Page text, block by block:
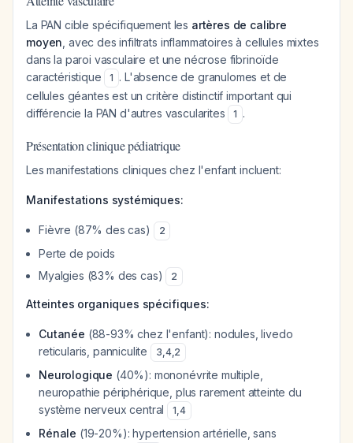
La PAN cible spécifiquement les artères de calibre
moyen , avec des infiltrats inflammatoires à cellules mixtes
dans la paroi vasculaire et une nécrose fibrinoïde
caractéristique
1 . L'absence de granulomes et de
cellules géantes est un critère distinctif important qui
différencie la PAN d'autres vascularites
1 .
Présentation clinique pédiatrique
Les manifestations cliniques chez l'enfant incluent:
Manifestations systémiques:
Fièvre (87% des cas) 2
Perte de poids
Myalgies (83% des cas)
2
Atteintes organiques spécifiques:
Cutanée (88-93% chez l'enfant): nodules, livedo
reticularis, panniculite
3,4,2
Neurologique (40%): mononévrite multiple,
neuropathie périphérique, plus rarement atteinte du
système nerveux central
1,4
Rénale (19-20%): hypertension artérielle, sans